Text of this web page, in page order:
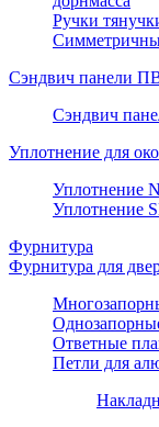
Ручки
Сэндвич панели
Сэндвич
Уплотнение для
Уплотнение
Уплотнение
Фурнитура
Фурнитура для
Ответные
Петли для